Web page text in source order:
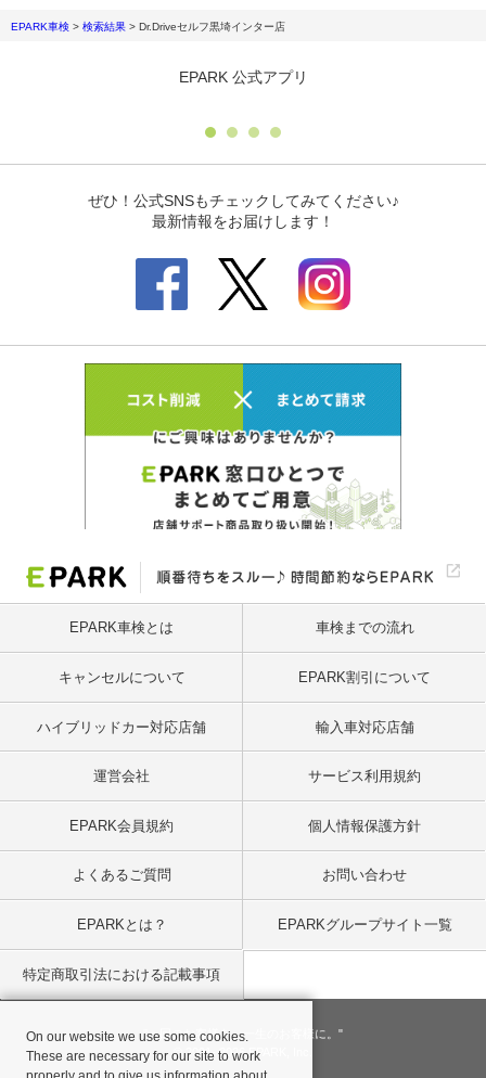
EPARK車検 > 検索結果 > Dr.Driveセルフ黒埼インター店
EPARK車検とは 車検までの流れ
キャンセルについて EPARK割引について
ハイブリッドカー対応店舗 輸入車対応店舗
運営会社 サービス利用規約
EPARK会員規約 個人情報保護方針
よくあるご質問 お問い合わせ
EPARKとは？ EPARKグループサイト一覧
特定商取引法における記載事項
"一回のお客様を、一生のお客様に。"
© 2001- 2026 EPARK, Inc.
On our website we use some cookies.
These are necessary for our site to work